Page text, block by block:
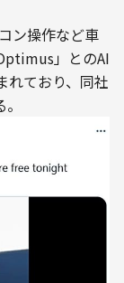
ン操作など車
」とのAI
れており、同社